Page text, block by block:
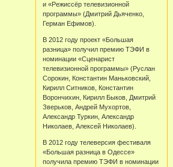
и «Режиссёр телевизионной
программы» (Дмитрий Дьяченко,
Герман Ефимов).
В 2012 году проект «Большая
разница» получил премию ТЭФИ в
номинации «Сценарист
телевизионной программы» (Руслан
Сорокин, Константин Маньковский,
Кирилл Ситников, Константин
Ворончихин, Кирилл Быков, Дмитрий
Зверьков, Андрей Мухортов,
Александр Туркин, Александр
Николаев, Алексей Николаев).
В 2012 году телеверсия фестиваля
«Большая разница в Одессе»
получила премию ТЭФИ в номинации